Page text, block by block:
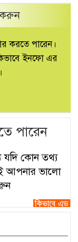
করতে পারেন।
ইনফো এর
পারেন
যদি কোন তথ্য
আপনার ভালো